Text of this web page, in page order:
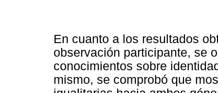
En cuanto a los resultados
observación participante, se
conocimientos sobre
mismo, se comprobó que